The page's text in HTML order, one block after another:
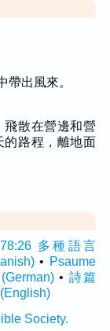
出風來。
飛散在營邊和營
的路程，離地面
多種語言
• Psaume
• 詩篇
Society.